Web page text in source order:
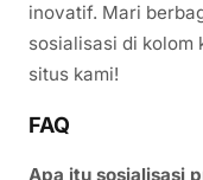
inovatif. Mari
sosialisasi di kolom
situs kami!
FAQ
Apa itu sosialisasi